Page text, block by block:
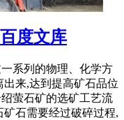
度文库
系列的物理、化学方
来,达到提高矿石品位
萤石矿的选矿工艺流
石需要经过破碎过程,